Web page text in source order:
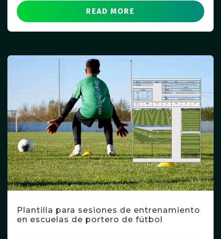
READ MORE
Plantilla para sesiones de entrenamiento
en escuelas de portero de fútbol